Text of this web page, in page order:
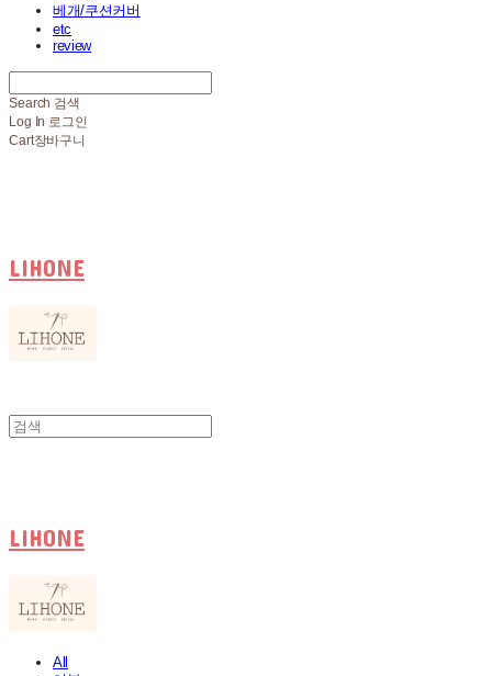
베개/쿠션커버
etc
review
Search 검색
Log In 로그인
Cart장바구니
LIHONE
LIHONE
All